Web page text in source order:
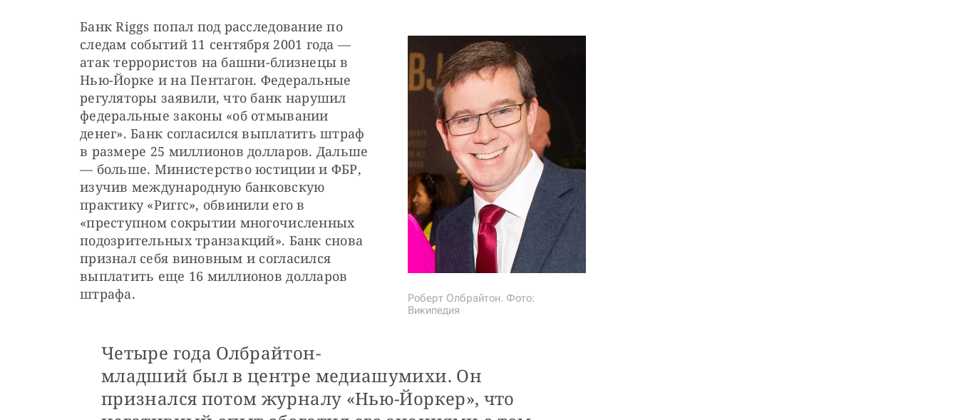
Роберт Олбрайтон. Фото:
Википедия
Банк Riggs попал под расследование по
следам событий 11 сентября 2001 года —
атак террористов на башни-близнецы в
Нью-Йорке и на Пентагон. Федеральные
регуляторы заявили, что банк нарушил
федеральные законы «об отмывании
денег». Банк согласился выплатить штраф
в размере 25 миллионов долларов. Дальше
— больше. Министерство юстиции и ФБР,
изучив международную банковскую
практику «Риггс», обвинили его в
«преступном сокрытии многочисленных
подозрительных транзакций». Банк снова
признал себя виновным и согласился
выплатить еще 16 миллионов долларов
штрафа.
Четыре года Олбрайтон-
младший был в центре медиашумихи. Он
признался потом журналу «Нью-Йоркер», что